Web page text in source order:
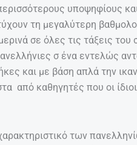
υποψηφίους και
τη μεγαλύτερη
σε όλες τις τάξεις
σ ένα εντελώς
και με βάση απλά την
από καθηγητές που οι
των